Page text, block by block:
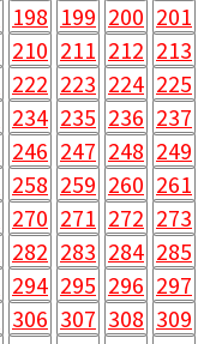
198 199 200 201
210 211 212 213
222 223 224 225
234 235 236 237
246 247 248 249
258 259 260 261
270 271 272 273
282 283 284 285
294 295 296 297
306 307 308 309